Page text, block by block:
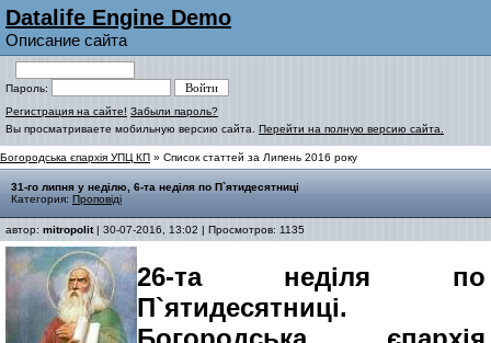
Datalife Engine Demo
Описание сайта
Пароль:
Регистрация на сайте! Забыли пароль?
Вы просматриваете мобильную версию сайта. Перейти на полную версию сайта.
Богородська єпархія УПЦ КП » Список статтей за Липень 2016 року
31-го липня у неділю, 6-та неділя по П`ятидесятниці
Категория: Проповіді
автор: mitropolit| 30-07-2016, 13:02 | Просмотров: 1135
26-та неділя по
П`ятидесятниці.